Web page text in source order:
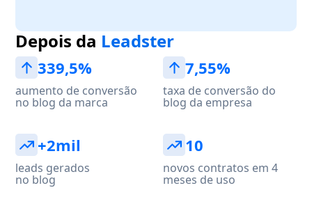
Depois da Leadster
339,5%
aumento de conversão
no blog da marca
7,55%
taxa de conversão do
blog da empresa
+2mil
leads gerados
no blog
10
novos contratos em 4
meses de uso